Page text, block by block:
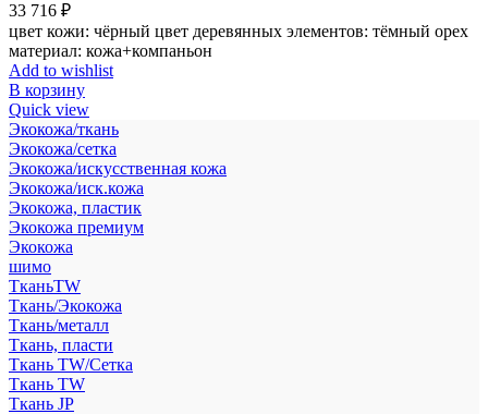
33 716 ₽
цвет кожи: чёрный цвет деревянных элементов: тёмный орех
материал: кожа+компаньон
Add to wishlist
В корзину
Quick view
Экокожа/ткань
Экокожа/сетка
Экокожа/искусственная кожа
Экокожа/иск.кожа
Экокожа, пластик
Экокожа премиум
Экокожа
шимо
ТканьTW
Ткань/Экокожа
Ткань/металл
Ткань, пласти
Ткань TW/Сетка
Ткань TW
Ткань JP